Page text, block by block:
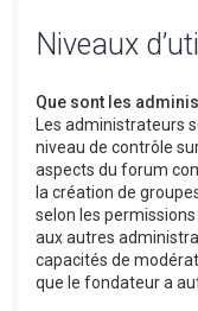
Niveaux
Que sont les
Les administrateurs
niveau de contrôle
aspects du forum
la création de
selon les
aux autres
capacités de
que le fondateur a